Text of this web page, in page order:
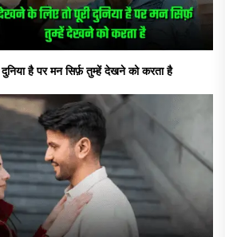
है पर मन सिर्फ़ तुम्हें देखने को करता है